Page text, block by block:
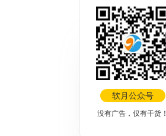
软月公众号
没有广告，仅有干货！